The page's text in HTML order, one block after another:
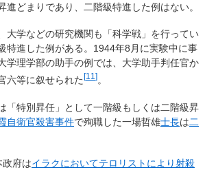
進どまりであり、二階級特進した例はない。
大学などの研究機関も「科学戦」を行ってい
特進した例がある。1944年8月に実験中に事
学理学部の助手の例では、大学助手判任官か
六等に叙せられた [11 ] 。
「特別昇任」として一階級もしくは二階級昇
自衛官殺害事件で殉職した一場哲雄士長は二
政府はイラクにおいてテロリストにより射殺